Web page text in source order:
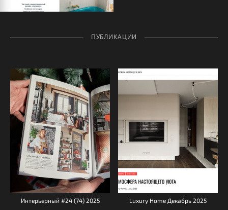
ПУБЛИКАЦИИ
Интерьерный #24 (74) 2025 Luxury Home Декабрь 2025